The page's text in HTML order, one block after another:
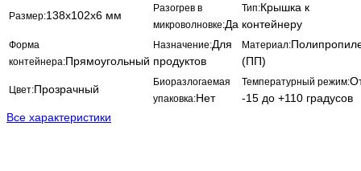
Размер:138х102х6 мм
Разогрев в
микроволновке:Да
Тип:Крышка к
контейнеру
Форма
контейнера:Прямоугольный
Назначение:Для
продуктов
Материал:
(ПП)
Цвет:Прозрачный
Биоразлогаемая
упаковка:Нет
Температурный режим:
-15 до +110 градусов
Все характеристики